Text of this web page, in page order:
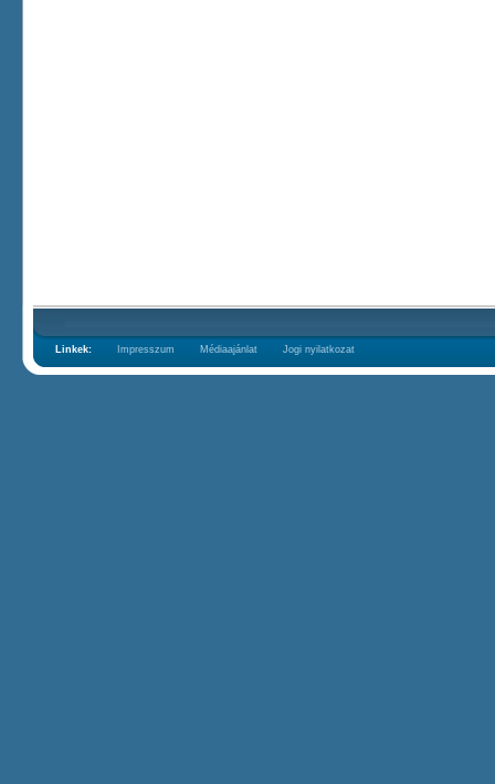
Linkek: Impresszum Médiaajánlat Jogi nyilatkozat